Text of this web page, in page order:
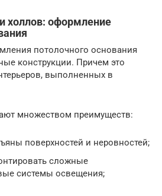
холлов: оформление
потолочного основания
конструкции. Причем это
выполненных в
множеством преимуществ:
поверхностей и неровностей;
сложные
системы освещения;